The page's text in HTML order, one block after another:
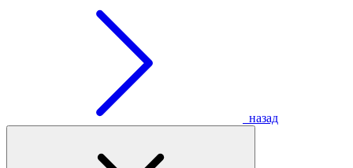
назад